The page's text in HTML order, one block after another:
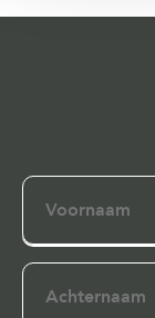
Voornaam
Achternaam